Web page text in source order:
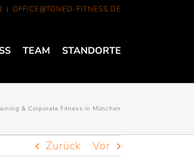
| OFFICE@TONED-FITNESS.DE
TEAM STANDORTE
& Corporate Fitness in München
Zurück Vor